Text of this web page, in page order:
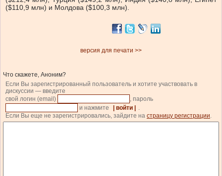
($110,9 млн) и Молдова ($100,3 млн).
версия для печати >>
Что скажете, Аноним?
Если Вы зарегистрированный пользователь и хотите участвовать в
дискуссии — введите
свой логин (email)
, пароль
и нажмите
| войти |
.
Если Вы еще не зарегистрировались, зайдите на страницу регистрации.